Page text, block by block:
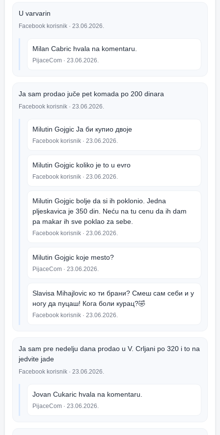
U varvarin
Facebook korisnik · 23.06.2026.
Milan Cabric hvala na komentaru.
PijaceCom · 23.06.2026.
Ja sam prodao juče pet komada po 200 dinara
Facebook korisnik · 23.06.2026.
Milutin Gojgic Ја би купио двоје
Facebook korisnik · 23.06.2026.
Milutin Gojgic koliko je to u evro
Facebook korisnik · 23.06.2026.
Milutin Gojgic bolje da si ih poklonio. Jedna
pljeskavica je 350 din. Neću na tu cenu da ih dam
pa makar ih sve poklao za sebe.
Facebook korisnik · 23.06.2026.
Milutin Gojgic koje mesto?
PijaceCom · 23.06.2026.
Slavisa Mihajlovic ко ти брани? Смеш сам себи и у
ногу да пуцаш! Кога боли курац?🤣
Facebook korisnik · 23.06.2026.
Ja sam pre nedelju dana prodao u V. Crljani po 320 i to na
jedvite jade
Facebook korisnik · 23.06.2026.
Jovan Cukaric hvala na komentaru.
PijaceCom · 23.06.2026.